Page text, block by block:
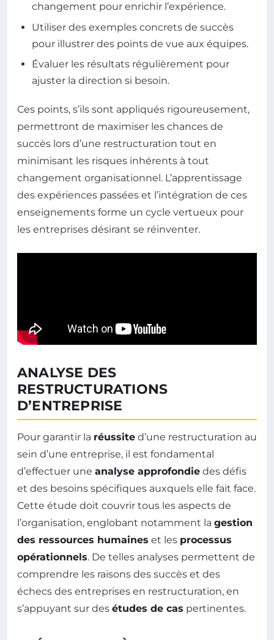
changement pour enrichir l’expérience.
Utiliser des exemples concrets de succès
pour illustrer des points de vue aux équipes.
Évaluer les résultats régulièrement pour
ajuster la direction si besoin.
Ces points, s’ils sont appliqués rigoureusement,
permettront de maximiser les chances de
succès lors d’une restructuration tout en
minimisant les risques inhérents à tout
changement organisationnel. L’apprentissage
des expériences passées et l’intégration de ces
enseignements forme un cycle vertueux pour
les entreprises désirant se réinventer.
ANALYSE DES
RESTRUCTURATIONS
D’ENTREPRISE
Pour garantir la réussite d’une restructuration au
sein d’une entreprise, il est fondamental
d’effectuer une analyse approfondie des défis
et des besoins spécifiques auxquels elle fait face.
Cette étude doit couvrir tous les aspects de
l’organisation, englobant notamment la gestion
des ressources humaines et les processus
opérationnels. De telles analyses permettent de
comprendre les raisons des succès et des
échecs des entreprises en restructuration, en
s’appuyant sur des études de cas pertinentes.